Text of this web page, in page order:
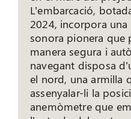
L’embarcació,
2024, incorpora
sonora pionera que
manera segura i
navegant disposa
el nord, una armilla
assenyalar-li la
anemòmetre que